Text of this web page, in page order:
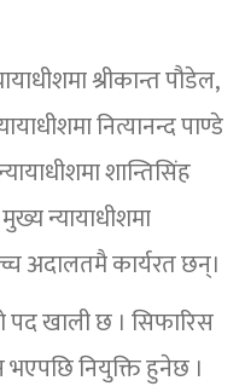
श्रीकान्त पौडेल,
नित्यानन्द पाण्डे
शान्तिसिंह
न्यायाधीशमा
अदालतमै कार्यरत छन्।
पद खाली छ । सिफारिस
नियुक्ति हुनेछ ।